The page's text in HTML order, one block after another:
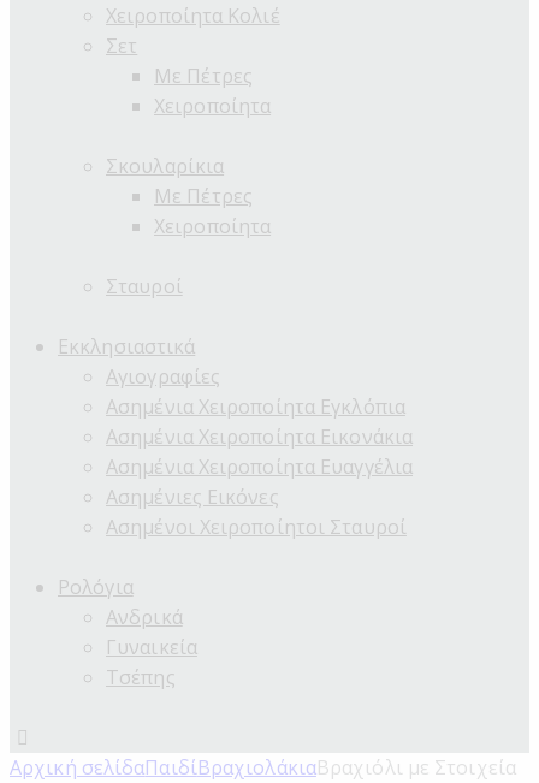
Χειροποίητα Κολιέ
Σετ
Με Πέτρες
Χειροποίητα
Σκουλαρίκια
Με Πέτρες
Χειροποίητα
Σταυροί
Εκκλησιαστικά
Αγιογραφίες
Ασημένια Χειροποίητα Εγκλόπια
Ασημένια Χειροποίητα Εικονάκια
Ασημένια Χειροποίητα Ευαγγέλια
Ασημένιες Εικόνες
Ασημένοι Χειροποίητοι Σταυροί
Ρολόγια
Ανδρικά
Γυναικεία
Τσέπης
Αρχική σελίδαΠαιδίΒραχιολάκιαΒραχιόλι με Στοιχεία